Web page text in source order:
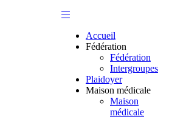
Accueil
Fédération
Fédération
Intergroupes
Plaidoyer
Maison médicale
Maison
médicale